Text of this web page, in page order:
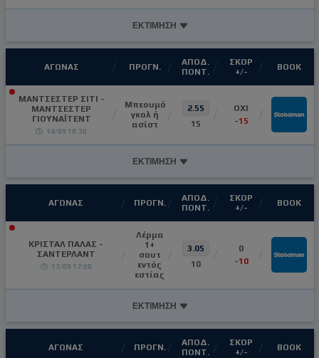
ΕΚΤΙΜΗΣΗ
ΑΓΩΝΑΣ ΠΡΟΓΝ.
ΑΠΟΔ.
ΠΟΝΤ.
ΣΚΟΡ
+/-
ΒΟΟΚ
ΜΑΝΤΣΕΣΤΕΡ ΣΙΤΙ -
ΜΑΝΤΣΕΣΤΕΡ
ΓΙΟΥΝΑΪΤΕΝΤ
14/09 18:30
Μπεουμό
γκολ ή
ασίστ
2.55
15
OXI
-15
ΕΚΤΙΜΗΣΗ
ΑΓΩΝΑΣ ΠΡΟΓΝ.
ΑΠΟΔ.
ΠΟΝΤ.
ΣΚΟΡ
+/-
ΒΟΟΚ
ΚΡΙΣΤΑΛ ΠΑΛΑΣ -
ΣΑΝΤΕΡΛΑΝΤ
13/09 17:00
Λέρμα
1+
σουτ
εντός
εστίας
3.05
10
0
-10
ΕΚΤΙΜΗΣΗ
ΑΓΩΝΑΣ ΠΡΟΓΝ.
ΑΠΟΔ.
ΠΟΝΤ.
ΣΚΟΡ
+/-
ΒΟΟΚ